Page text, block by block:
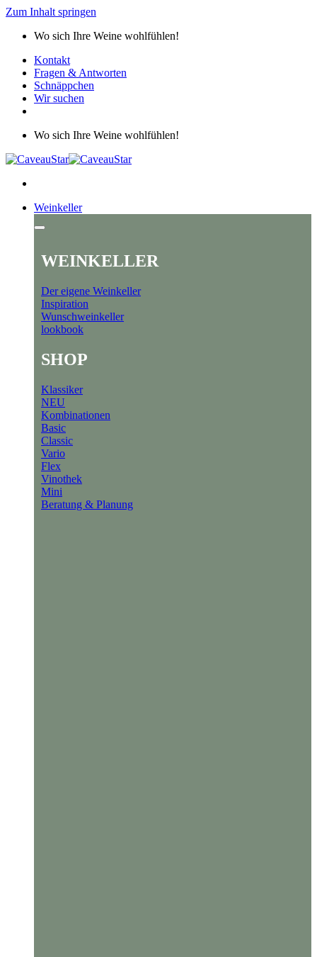
Zum Inhalt springen
Wo sich Ihre Weine wohlfühlen!
Kontakt
Fragen & Antworten
Schnäppchen
Wir suchen
Wo sich Ihre Weine wohlfühlen!
Weinkeller
WEINKELLER
Der eigene Weinkeller
Inspiration
Wunschweinkeller
lookbook
SHOP
Klassiker
NEU
Kombinationen
Basic
Classic
Vario
Flex
Vinothek
Mini
Beratung & Planung